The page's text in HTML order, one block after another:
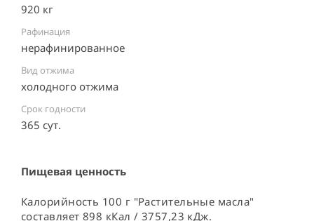
920 кг
Рафинация
нерафинированное
Вид отжима
холодного отжима
Срок годности
365 сут.
Пищевая ценность
Калорийность 100 г "Растительные масла"
составляет 898 кКал / 3757,23 кДж.